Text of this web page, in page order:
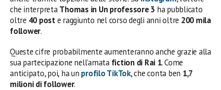
che interpretaThomas in Un professore 3 ha pubblicato
oltre 40 poste raggiunto nel corso degli anni oltre 200 mila
follower.
Queste cifre probabilmente aumenteranno anche grazie alla
sua partecipazione nell’amata fiction di Rai 1. Come
anticipato, poi, ha un profilo TikTok, che conta ben 1,7
milioni di follower.